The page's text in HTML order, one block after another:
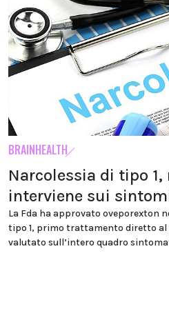
BRAINHEALTH
Narcolessia di tipo
interviene sui
La Fda ha approvato oveporexton
tipo 1, primo trattamento diretto al
valutato sull’intero quadro